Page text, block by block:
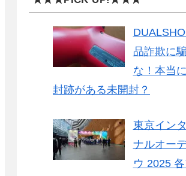
品詐欺に
な！本当
封跡がある未開封？
東京イン
ナルオー
ウ 2025